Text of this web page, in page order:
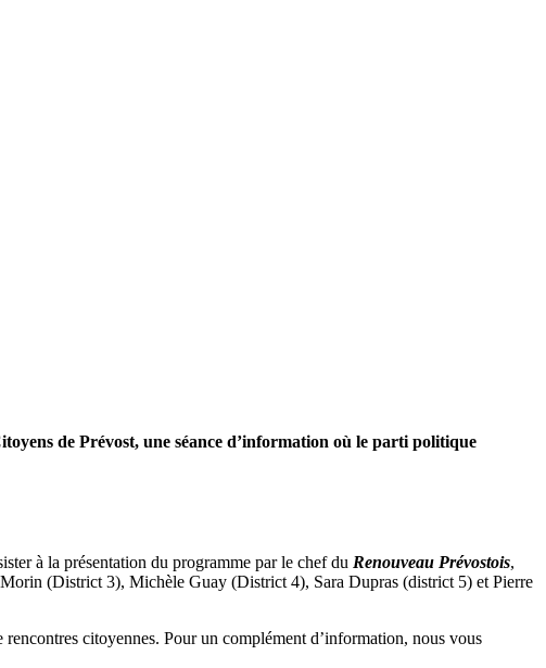
de Prévost, une séance d’information où le parti politique
à la présentation du programme par le chef du Renouveau Prévostois,
(District 3), Michèle Guay (District 4), Sara Dupras (district 5) et Pierre
citoyennes. Pour un complément d’information, nous vous